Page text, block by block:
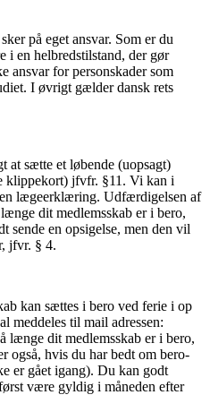
på eget ansvar. Som er du
i en helbredstilstand, der gør
ansvar for personskader som
I øvrigt gælder dansk rets
at sætte et løbende (uopsagt)
klippekort) jfvfr. §11. Vi kan i
lægeerklæring. Udfærdigelsen af
dit medlemsskab er i bero,
sende en opsigelse, men den vil
jfvr. § 4.
kan sættes i bero ved ferie i op
meddeles til mail adressen:
længe dit medlemsskab er i bero,
også, hvis du har bedt om bero-
er gået igang). Du kan godt
være gyldig i måneden efter